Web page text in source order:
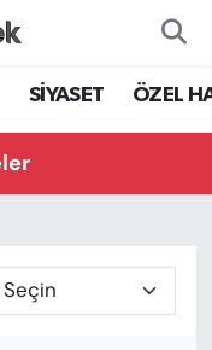
SİYASET ÖZEL